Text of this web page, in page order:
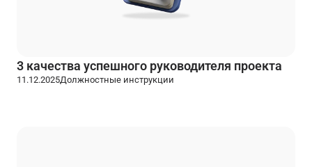
3 качества успешного руководителя проекта
11.12.2025Должностные инструкции